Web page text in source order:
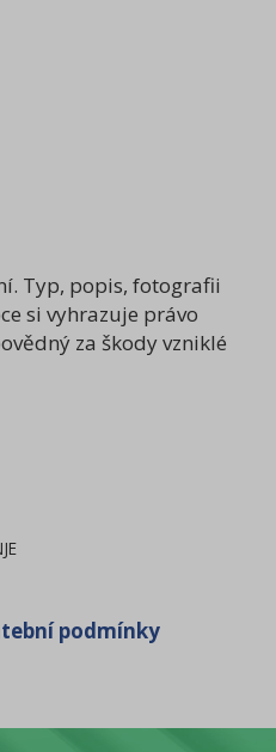
Typ, popis, fotografii
si vyhrazuje právo
za škody vzniklé
podmínky